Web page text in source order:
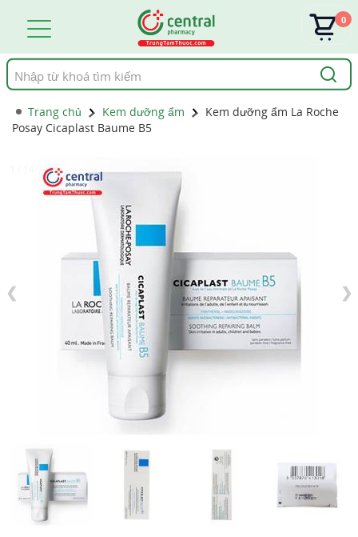
Tìm
kiếm
0
Trang chủ Kem dưỡng ẩm
Kem dưỡng ẩm La Roche
Posay Cicaplast Baume B5
❮ ❯